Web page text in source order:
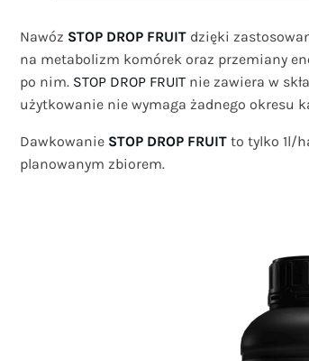
Nawóz STOP DROP FRUIT dzięki
na metabolizm komórek oraz przemiany
po nim. STOP DROP FRUIT nie zawiera w
użytkowanie nie wymaga żadnego okresu
Dawkowanie STOP DROP FRUIT to tylko 1l/
planowanym zbiorem.